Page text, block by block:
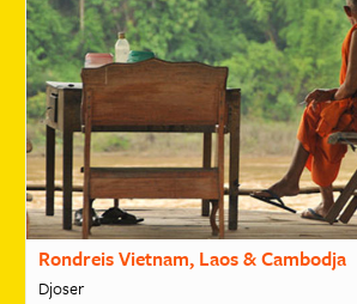
Rondreis Vietnam, Laos & Cambodja
Djoser